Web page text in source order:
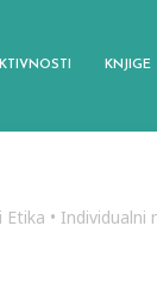
KNJIGE
Etika • Individualni